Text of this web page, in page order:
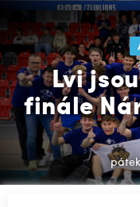
Lvi
finále